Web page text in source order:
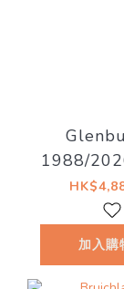
1988/
Refill
46.7%
加入購